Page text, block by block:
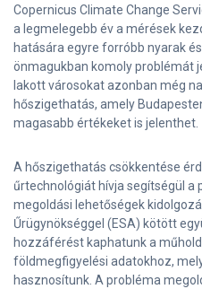
Copernicus Climate Change
a legmelegebb év a mérések
hatására egyre forróbb nyarak
önmagukban komoly problémát
lakott városokat azonban még
hőszigethatás, amely
magasabb értékeket is jelenthet.
A hőszigethatás csökkentése
űrtechnológiát hívja segítségül
megoldási lehetőségek
Űrügynökséggel (ESA) kötött
hozzáférést kaphatunk a
földmegfigyelési adatokhoz,
hasznosítunk. A probléma